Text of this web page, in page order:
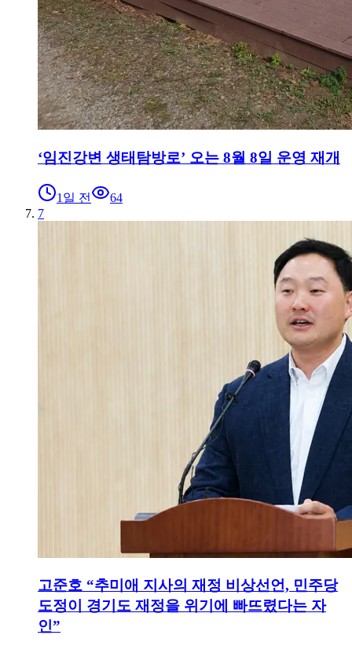
‘임진강변 생태탐방로’ 오는 8월 8일 운영 재개
1일 전
64
7
고준호 “추미애 지사의 재정 비상선언, 민주당
도정이 경기도 재정을 위기에 빠뜨렸다는 자
인”